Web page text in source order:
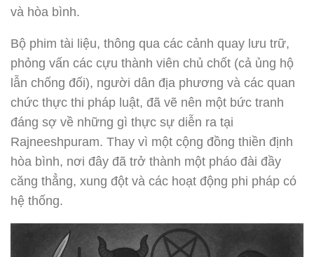
và hòa bình.
Bộ phim tài liệu, thông qua các cảnh quay lưu trữ,
phỏng vấn các cựu thành viên chủ chốt (cả ủng hộ
lẫn chống đối), người dân địa phương và các quan
chức thực thi pháp luật, đã vẽ nên một bức tranh
đáng sợ về những gì thực sự diễn ra tại
Rajneeshpuram. Thay vì một cộng đồng thiền định
hòa bình, nơi đây đã trở thành một pháo đài đầy
căng thẳng, xung đột và các hoạt động phi pháp có
hệ thống.